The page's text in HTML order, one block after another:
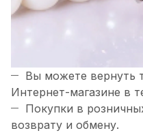
Вы можете вернуть
Интернет-магазине в
Покупки в
возврату и обмену.